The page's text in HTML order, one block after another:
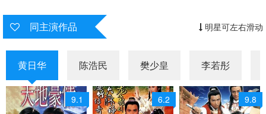
同主演作品 明星可左右滑动
黄日华 陈浩民 樊少皇 李若彤
9.1 6.2 9.8